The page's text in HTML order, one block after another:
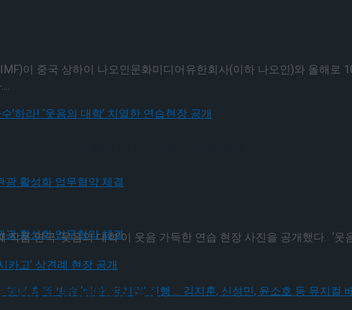
광 활성화 업무협약 체결
관광 활성화 업무협약 체결
이 중국 상하이 나오인문화미디어유한회사(이하 나오인)와 올해로
‘사수’하라! ‘웃음의 대학’ 치열한 연습현장 공개
품 연극 ‘웃음의 대학’이 웃음 가득한 연습 현장 사진을 공개했다. ‘웃
‘시카고’ 상견례 현장 공개